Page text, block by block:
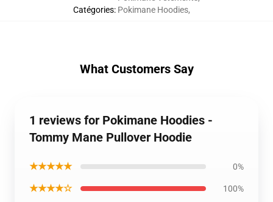
Catégories: Pokimane Hoodies,
What Customers Say
1 reviews for Pokimane Hoodies -
Tommy Mane Pullover Hoodie
★★★★★ 0%
★★★★☆ 100%